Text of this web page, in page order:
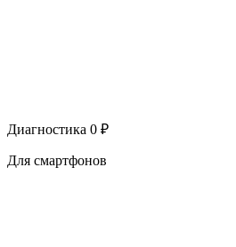
Диагностика 0 ₽
Для смартфонов